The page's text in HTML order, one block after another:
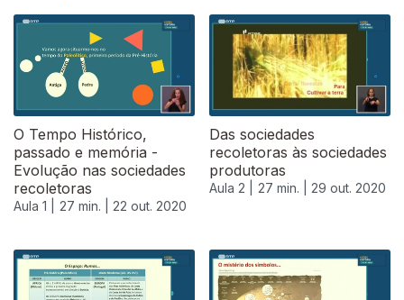
O Tempo Histórico,
passado e memória -
Evolução nas sociedades
recoletoras
Aula 1 | 27 min. | 22 out. 2020
Das sociedades
recoletoras às sociedades
produtoras
Aula 2 | 27 min. | 29 out. 2020